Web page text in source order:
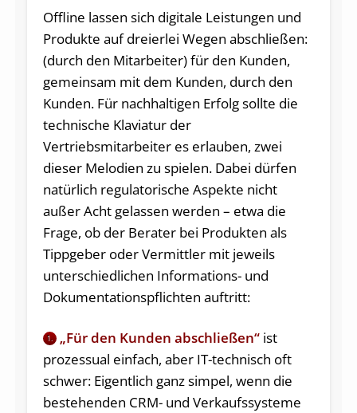
Offline lassen sich digitale Leistungen und
Produkte auf dreierlei Wegen abschließen:
(durch den Mitarbeiter) für den Kunden,
gemeinsam mit dem Kunden, durch den
Kunden. Für nachhaltigen Erfolg sollte die
technische Klaviatur der
Vertriebsmitarbeiter es erlauben, zwei
dieser Melodien zu spielen. Dabei dürfen
natürlich regulatorische Aspekte nicht
außer Acht gelassen werden – etwa die
Frage, ob der Berater bei Produkten als
Tippgeber oder Vermittler mit jeweils
unterschiedlichen Informations- und
Dokumentationspflichten auftritt:
1. „Für den Kunden abschließen“ ist
prozessual einfach, aber IT-technisch oft
schwer: Eigentlich ganz simpel, wenn die
bestehenden CRM- und Verkaufssysteme